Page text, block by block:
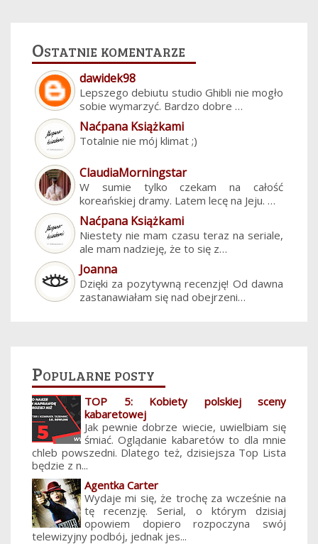
Ostatnie komentarze
dawidek98
Lepszego debiutu studio Ghibli nie mogło
sobie wymarzyć. Bardzo dobre …
Naćpana Książkami
Totalnie nie mój klimat ;)
ClaudiaMorningstar
W sumie tylko czekam na całość
koreańskiej dramy. Latem lecę na Jeju. …
Naćpana Książkami
Niestety nie mam czasu teraz na seriale,
ale mam nadzieję, że to się z…
Joanna
Dzięki za pozytywną recenzję! Od dawna
zastanawiałam się nad obejrzeni…
Popularne posty
TOP 5: Kobiety polskiej sceny
kabaretowej
Jak pewnie dobrze wiecie, uwielbiam się
śmiać. Oglądanie kabaretów to dla mnie
chleb powszedni. Dlatego też, dzisiejsza Top Lista
będzie z n...
Agentka Carter
Wydaje mi się, że trochę za wcześnie na
tę recenzję. Serial, o którym dzisiaj
opowiem dopiero rozpoczyna swój
telewizyjny podbój, jednak jes...